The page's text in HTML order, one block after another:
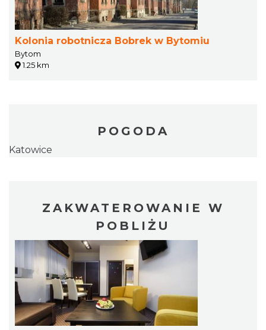
Kolonia robotnicza Bobrek w Bytomiu
Bytom
1.25 km
POGODA
Katowice
ZAKWATEROWANIE W
POBLIŻU